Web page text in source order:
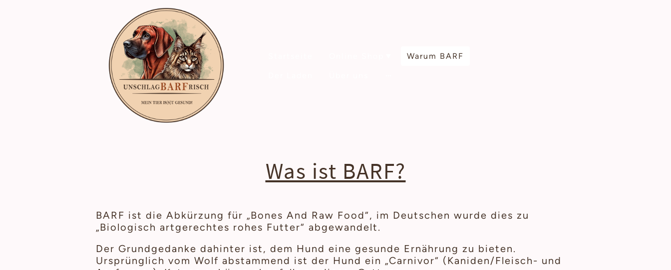
Warum BARF
Was ist BARF?
BARF ist die Abkürzung für „Bones And Raw Food“, im Deutschen wurde dies zu
„Biologisch artgerechtes rohes Futter“ abgewandelt.
Der Grundgedanke dahinter ist, dem Hund eine gesunde Ernährung zu bieten.
Ursprünglich vom Wolf abstammend ist der Hund ein „Carnivor“ (Kaniden/Fleisch- und